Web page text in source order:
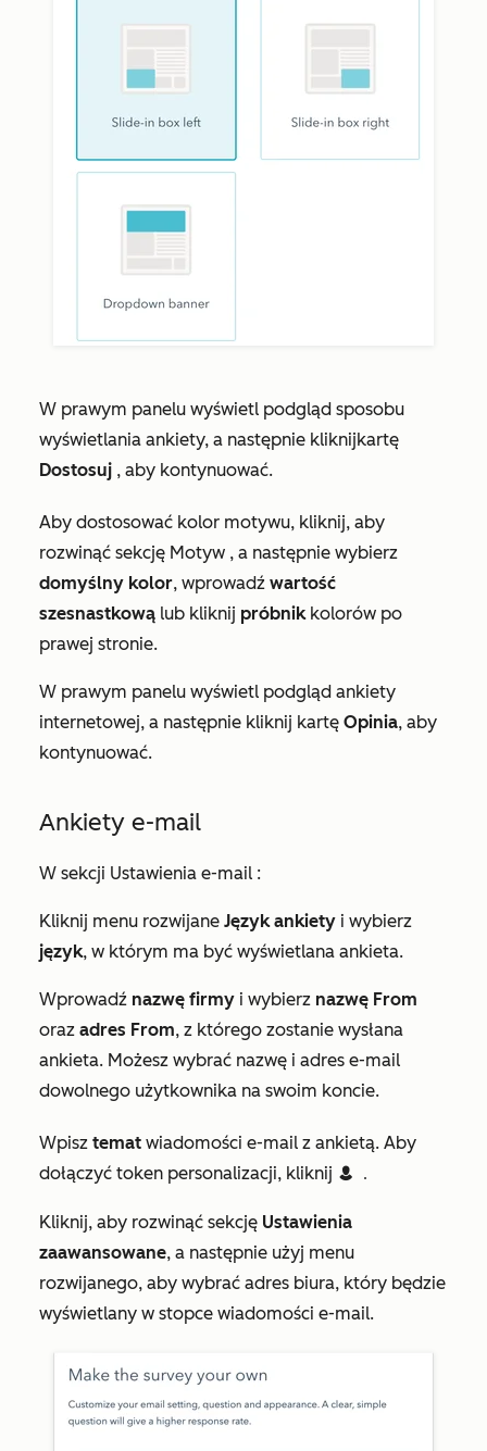
W prawym panelu wyświetl podgląd sposobu
wyświetlania ankiety, a następnie kliknijkartę
Dostosuj , aby kontynuować.
Aby dostosować kolor motywu, kliknij, aby
rozwinąć sekcję Motyw , a następnie wybierz
domyślny kolor, wprowadź wartość
szesnastkową lub kliknij próbnikkolorów po
prawej stronie.
W prawym panelu wyświetl podgląd ankiety
internetowej, a następnie kliknij kartę Opinia, aby
kontynuować.
Ankiety e-mail
W sekcji Ustawienia e-mail :
Kliknij menu rozwijane Język ankiety i wybierz
język, w którym ma być wyświetlana ankieta.
Wprowadź nazwę firmy i wybierz nazwę From
oraz adres From, z którego zostanie wysłana
ankieta. Możesz wybrać nazwę i adres e-mail
dowolnego użytkownika na swoim koncie.
Wpisz temat wiadomości e-mail z ankietą. Aby
dołączyć token personalizacji, kliknij contacts .
Kliknij, aby rozwinąć sekcję Ustawienia
zaawansowane, a następnie użyj menu
rozwijanego, aby wybrać adres biura, który będzie
wyświetlany w stopce wiadomości e-mail.